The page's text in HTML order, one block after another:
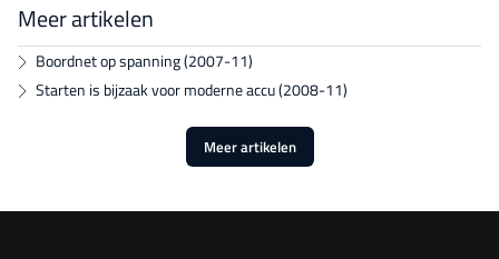
Meer artikelen
Boordnet op spanning (2007-11)
Starten is bijzaak voor moderne accu (2008-11)
Meer artikelen